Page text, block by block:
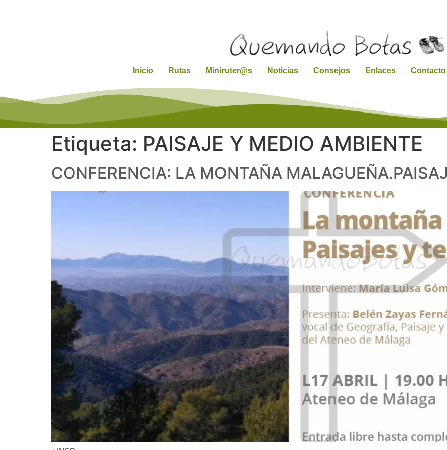
Inicio Rutas Miniruter@s Noticias Consejos Enlaces Contacto
Etiqueta: PAISAJE Y MEDIO AMBIENTE
CONFERENCIA: LA MONTAÑA